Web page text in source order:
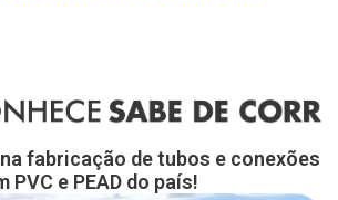
fabricação de tubos e conexões
PVC e PEAD do país!